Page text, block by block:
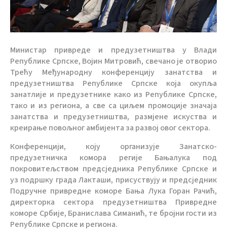
Министар привреде и предузетништва у Влади
Републике Српске, Војин Митровић, свечано је отворио
Трећу Међународну конференцију занатства и
предузетништва Републике Српске која окупља
занатлије и предузетнике како из Републике Српске,
тако и из региона, а све са циљем промоције значаја
занатства и предузетништва, размјене искуства и
креирање повољног амбијента за развој овог сектора.
Конференцији, коју организује Занатско-
предузетничка комора регије Бањалука под
покровитељством предсједника Републике Српске и
уз подршку града Лакташи, присуствују и предсједник
Подручне привредне коморе Бања Лука Горан Рачић,
директорка сектора предузетништва Привредне
коморе Србије, Бранислава Симанић, те бројни гости из
Републике Српске и региона.